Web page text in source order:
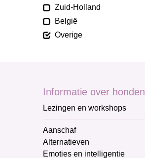
Zuid-Holland
België
Overige
Informatie over honden
Lezingen en workshops
Aanschaf
Alternatieven
Emoties en intelligentie